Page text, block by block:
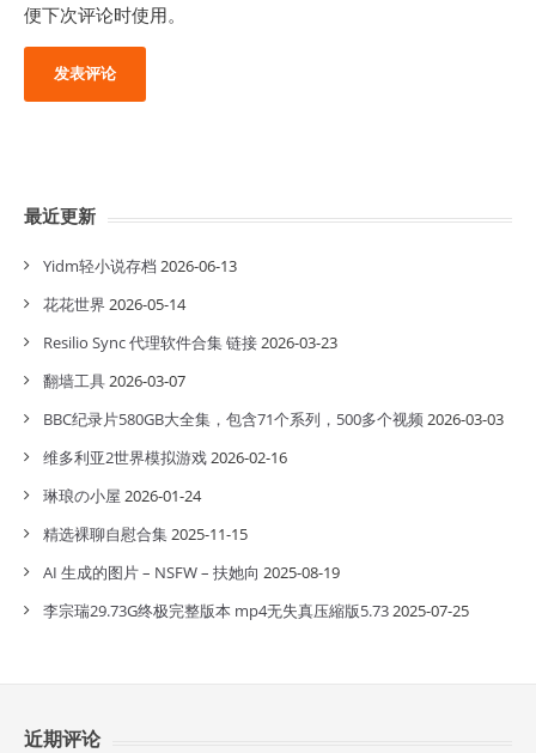
便下次评论时使用。
最近更新
Yidm轻小说存档 2026-06-13
花花世界 2026-05-14
Resilio Sync 代理软件合集 链接2026-03-23
翻墙工具2026-03-07
BBC纪录片580GB大全集，包含71个系列，500多个视频2026-03-03
维多利亚2世界模拟游戏2026-02-16
琳琅の小屋 2026-01-24
精选裸聊自慰合集2025-11-15
AI 生成的图片 – NSFW – 扶她向 2025-08-19
李宗瑞29.73G终极完整版本 mp4无失真压縮版5.732025-07-25
近期评论